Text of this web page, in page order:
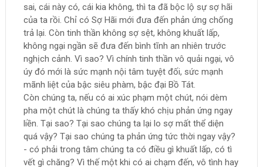
sai, cái này có, cái kia không, thì ta đã bộc lộ sự sợ hãi
của ta rồi. Chỉ có Sợ Hãi mới đưa đến phản ứng chống
trả lại. Còn tinh thần không sợ sệt, không khuất lấp,
không ngại ngần sẽ đưa đến bình tĩnh an nhiên trước
nghịch cảnh. Vì sao? Vì chính tinh thần vô quải ngại, vô
úy đó mới là sức mạnh nội tâm tuyệt đối, sức mạnh
mãnh liệt của bậc siêu phàm, bậc đại Bồ Tát.
Còn chúng ta, nếu có ai xúc phạm một chút, nói dèm
pha một chút là chúng ta thấy khó chịu phản ứng ngay
liền. Tại sao? Tại sao chúng ta lại lo sợ mất thể diện
quá vậy? Tại sao chúng ta phản ứng tức thời ngay vậy?
- có phải trong tâm chúng ta có điều gì khuất lấp, có tì
vết gì chăng? Vì thế một khi có ai chạm đến, vô tình hay